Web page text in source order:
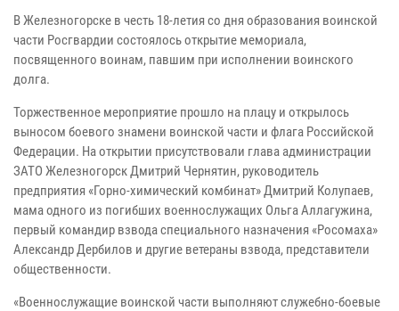
В Железногорске в честь 18-летия со дня образования воинской
части Росгвардии состоялось открытие мемориала,
посвященного воинам, павшим при исполнении воинского
долга.
Торжественное мероприятие прошло на плацу и открылось
выносом боевого знамени воинской части и флага Российской
Федерации. На открытии присутствовали глава администрации
ЗАТО Железногорск Дмитрий Чернятин, руководитель
предприятия «Горно-химический комбинат» Дмитрий Колупаев,
мама одного из погибших военнослужащих Ольга Аллагужина,
первый командир взвода специального назначения «Росомаха»
Александр Дербилов и другие ветераны взвода, представители
общественности.
«Военнослужащие воинской части выполняют служебно-боевые